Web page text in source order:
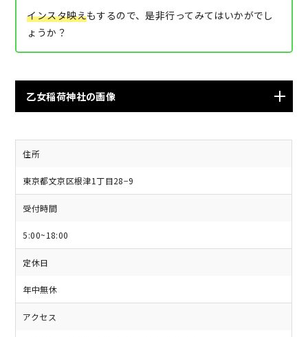
インスタ映えもするので、是非行ってみてはいかがでし
ょうか？
乙女稲荷神社の画像
引用元：Chime
住所
東京都文京区根津1丁目28−9
受付時間
5:00~18:00
定休日
年中無休
アクセス